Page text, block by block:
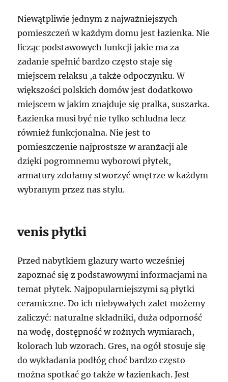
Niewątpliwie jednym z najważniejszych
pomieszczeń w każdym domu jest łazienka. Nie
licząc podstawowych funkcji jakie ma za
zadanie spełnić bardzo często staje się
miejscem relaksu ,a także odpoczynku. W
większości polskich domów jest dodatkowo
miejscem w jakim znajduje się pralka, suszarka.
Łazienka musi być nie tylko schludna lecz
również funkcjonalna. Nie jest to
pomieszczenie najprostsze w aranżacji ale
dzięki pogromnemu wyborowi płytek,
armatury zdołamy stworzyć wnętrze w każdym
wybranym przez nas stylu.
venis płytki
Przed nabytkiem glazury warto wcześniej
zapoznać się z podstawowymi informacjami na
temat płytek. Najpopularniejszymi są płytki
ceramiczne. Do ich niebywałych zalet możemy
zaliczyć: naturalne składniki, duża odporność
na wodę, dostępność w rożnych wymiarach,
kolorach lub wzorach. Gres, na ogół stosuje się
do wykładania podłóg choć bardzo często
można spotkać go także w łazienkach. Jest